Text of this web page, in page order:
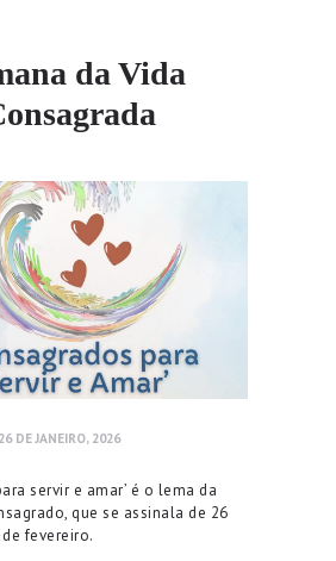
da Vida
26 DE JANEIRO, 2026
servir e amar’ é o lema da
que se assinala de 26
fevereiro.